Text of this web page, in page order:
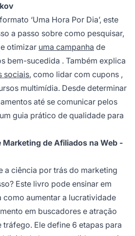
‘Uma Hora Por Dia’, este
a passo sobre como pesquisar,
otimizar uma campanha de
bem-sucedida . Também explica
sociais, como lidar com cupons ,
multimídia. Desde determinar
até se comunicar pelos
guia prático de qualidade para
Marketing de Afiliados na Web -
a ciência por trás do marketing
Este livro pode ensinar em
como aumentar a lucratividade
em buscadores e atração
Ele define 6 etapas para